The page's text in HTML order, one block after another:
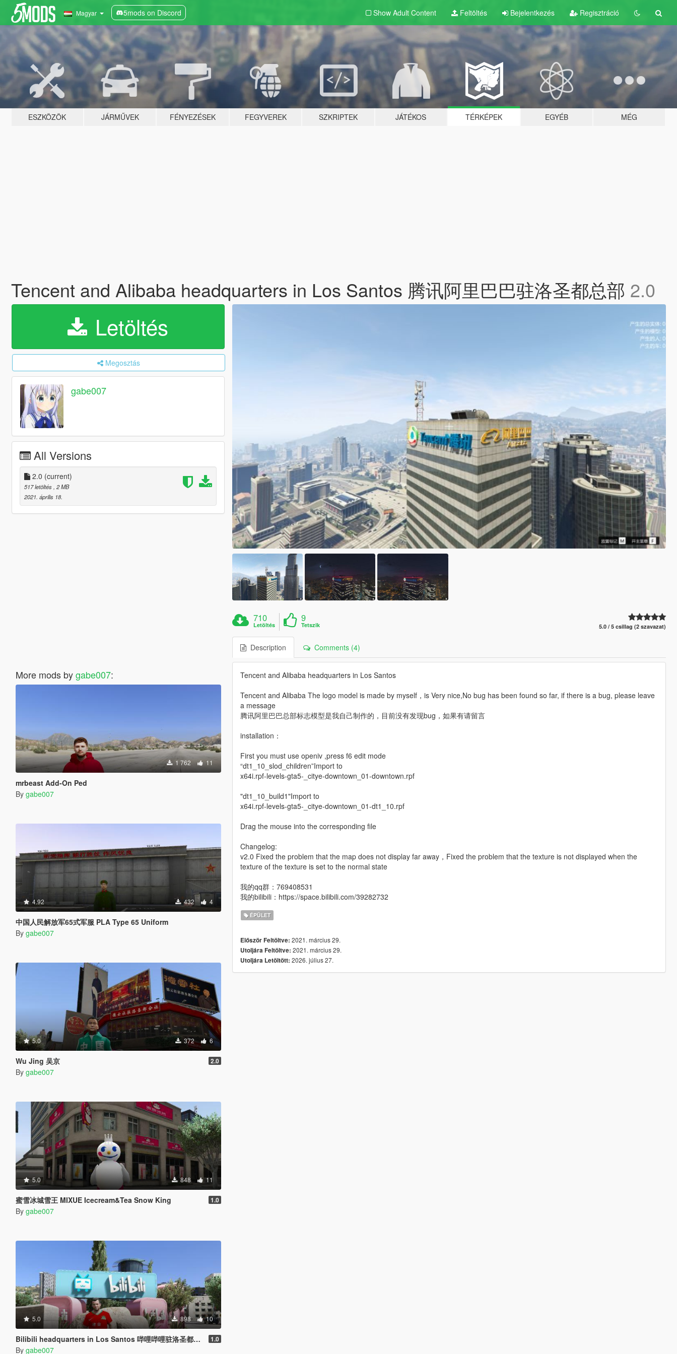
Magyar 5mods on Discord Show Adult Content Feltöltés Bejelentkezés Regisztráció
ESZKÖZÖK JÁRMŰVEK FÉNYEZÉSEK FEGYVEREK SZKRIPTEK JÁTÉKOS TÉRKÉPEK EGYÉB MÉG
Tencent and Alibaba headquarters in Los Santos 腾讯阿里巴巴驻洛圣都总部 2.0
Letöltés
Megosztás
gabe007
All Versions
2.0 (current)
517 letöltés , 2 MB
2021. április 18.
More mods bygabe007:
1 762 11
mrbeast Add-On Ped
By gabe007
4.92 432 4
中国人民解放军65式军服 PLA Type 65 Uniform
By gabe007
5.0 372 6
Wu Jing 吴京 2.0
By gabe007
5.0 848 11
蜜雪冰城雪王 MIXUE Icecream&Tea Snow King 1.0
By gabe007
5.0 898 10
Bilibili headquarters in Los Santos 哔哩哔哩驻洛圣都总部 1.0
By gabe007
710
Letöltés
9
Tetszik 5.0 / 5 csillag (2 szavazat)
Description Comments (4)
Tencent and Alibaba headquarters in Los Santos
Tencent and Alibaba The logo model is made by myself，is Very nice,No bug has been found so far, if there is a bug, please leave
a message
腾讯阿里巴巴总部标志模型是我自己制作的，目前没有发现bug，如果有请留言
installation：
First you must use openiv ,press f6 edit mode
“dt1_10_slod_children”Import to
x64i.rpf-levels-gta5-_citye-downtown_01-downtown.rpf
"dt1_10_build1"Import to
x64i.rpf-levels-gta5-_citye-downtown_01-dt1_10.rpf
Drag the mouse into the corresponding file
Changelog:
v2.0 Fixed the problem that the map does not display far away，Fixed the problem that the texture is not displayed when the
texture of the texture is set to the normal state
我的qq群：769408531
我的bilibili：https://space.bilibili.com/39282732
ÉPÜLET
Először Feltöltve: 2021. március 29.
Utoljára Feltöltve: 2021. március 29.
Utoljára Letöltött: 2026. július 27.